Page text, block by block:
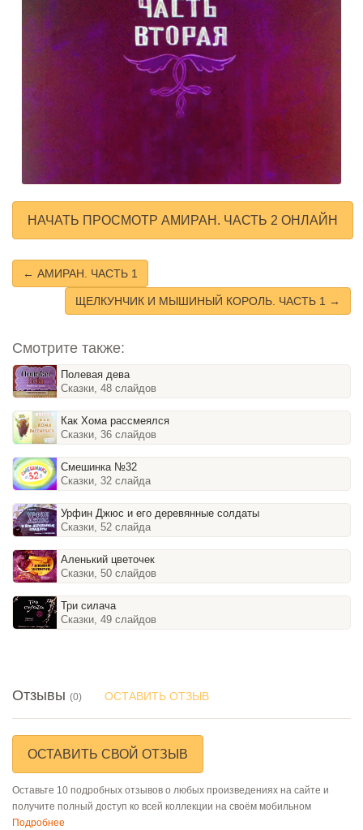
НАЧАТЬ ПРОСМОТР АМИРАН. ЧАСТЬ 2 ОНЛАЙН
← АМИРАН. ЧАСТЬ 1
ЩЕЛКУНЧИК И МЫШИНЫЙ КОРОЛЬ. ЧАСТЬ 1 →
Смотрите также:
Полевая дева
Сказки, 48 слайдов
Как Хома рассмеялся
Сказки, 36 слайдов
Смешинка №32
Сказки, 32 слайда
Урфин Джюс и его деревянные солдаты
Сказки, 52 слайда
Аленький цветочек
Сказки, 50 слайдов
Три силача
Сказки, 49 слайдов
Отзывы (0) ОСТАВИТЬ ОТЗЫВ
ОСТАВИТЬ СВОЙ ОТЗЫВ
Оставьте 10 подробных отзывов о любых произведениях на сайте и
получите полный доступ ко всей коллекции на своём мобильном
Подробнее